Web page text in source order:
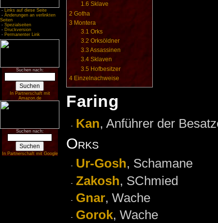
- Links auf diese Seite
- Änderungen an verlinkten
Seiten
- Spezialseiten
- Druckversion
- Permanenter Link
Suchen nach:
In Partnerschaft mit
Amazon.de
Suchen nach:
In Partnerschaft mit Google
1.6 Sklave
2 Gotha
3 Montera
3.1 Orks
3.2 Orksöldner
3.3 Assassinen
3.4 Sklaven
3.5 Hofbesitzer
4 Einzelnachweise
Faring
Kan, Anführer der
Orks
Ur-Gosh, Schamane
Zakosh, SChmied
Gnar, Wache
Gorok, Wache